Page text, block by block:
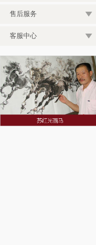
售后服务
客服中心